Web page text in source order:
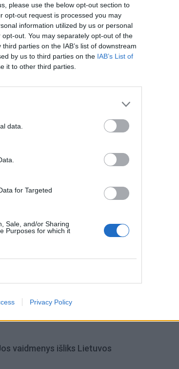
please use the below opt-out section to
opt-out request is processed you may
information utilized by us or personal
out. You may separately opt-out of the
parties on the IAB’s list of downstream
by us to third parties on the IAB’s List of
it to other third parties.
data.
for Targeted
Sale, and/or Sharing
Purposes for which it
Privacy Policy
kvapai bei lazdeliniai
sukurti individualų charakterį
gali priminti vaikystę, keliones,
Dėl to namuose
bet ir emocinės atmosferos
vaidmenys išliks Lietuvos